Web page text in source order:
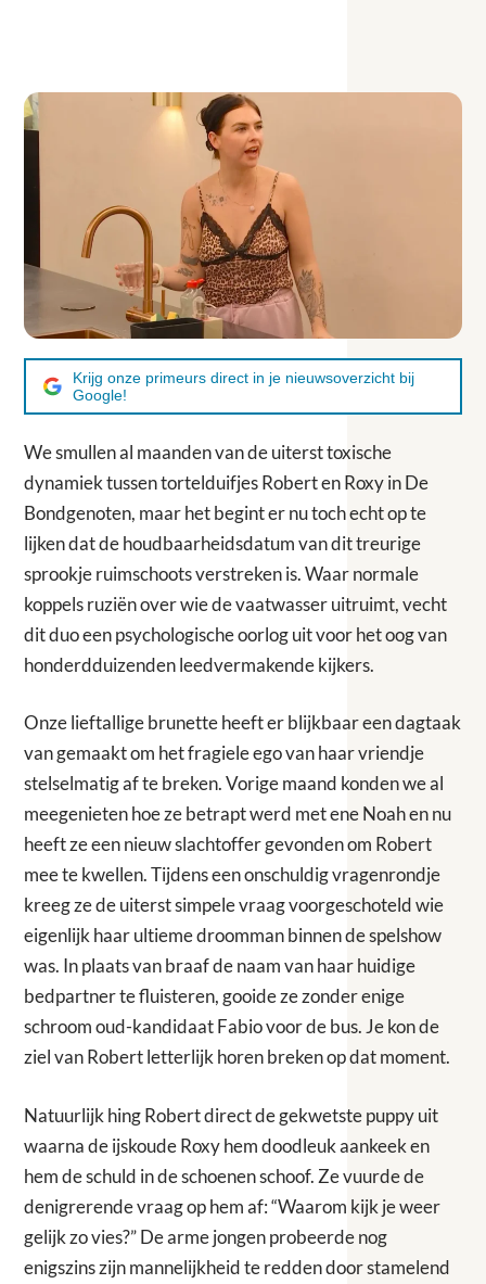
Krijg onze primeurs direct in je nieuwsoverzicht bij
Google!
We smullen al maanden van de uiterst toxische
dynamiek tussen tortelduifjes Robert en Roxy in De
Bondgenoten, maar het begint er nu toch echt op te
lijken dat de houdbaarheidsdatum van dit treurige
sprookje ruimschoots verstreken is. Waar normale
koppels ruziën over wie de vaatwasser uitruimt, vecht
dit duo een psychologische oorlog uit voor het oog van
honderdduizenden leedvermakende kijkers.
Onze lieftallige brunette heeft er blijkbaar een dagtaak
van gemaakt om het fragiele ego van haar vriendje
stelselmatig af te breken. Vorige maand konden we al
meegenieten hoe ze betrapt werd met ene Noah en nu
heeft ze een nieuw slachtoffer gevonden om Robert
mee te kwellen. Tijdens een onschuldig vragenrondje
kreeg ze de uiterst simpele vraag voorgeschoteld wie
eigenlijk haar ultieme droomman binnen de spelshow
was. In plaats van braaf de naam van haar huidige
bedpartner te fluisteren, gooide ze zonder enige
schroom oud-kandidaat Fabio voor de bus. Je kon de
ziel van Robert letterlijk horen breken op dat moment.
Natuurlijk hing Robert direct de gekwetste puppy uit
waarna de ijskoude Roxy hem doodleuk aankeek en
hem de schuld in de schoenen schoof. Ze vuurde de
denigrerende vraag op hem af: “Waarom kijk je weer
gelijk zo vies?” De arme jongen probeerde nog
enigszins zijn mannelijkheid te redden door stamelend